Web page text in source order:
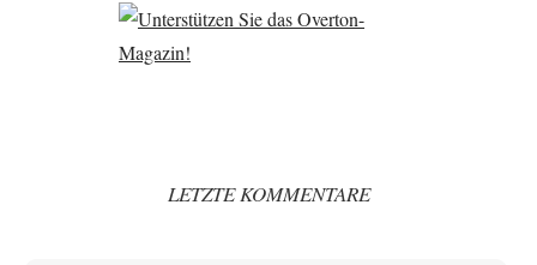
LETZTE KOMMENTARE